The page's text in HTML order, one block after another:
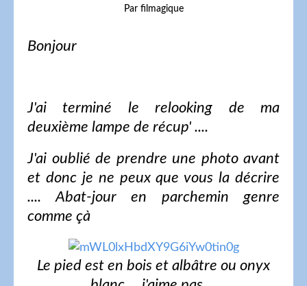
Par filmagique
Bonjour
J'ai terminé le relooking de ma
deuxième lampe de récup' ....
J'ai oublié de prendre une photo avant
et donc je ne peux que vous la décrire
.... Abat-jour en parchemin genre
comme çà
Le pied est en bois et albâtre ou onyx